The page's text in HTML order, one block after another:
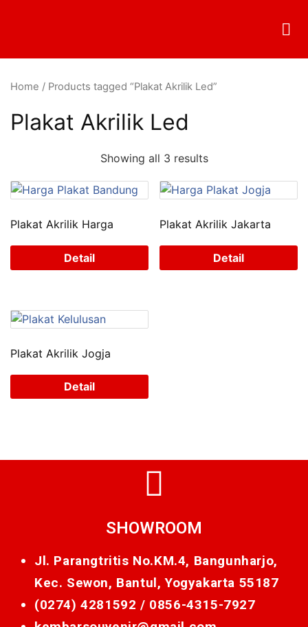
Home / Products tagged “Plakat Akrilik Led”
Plakat Akrilik Led
Showing all 3 results
Plakat Akrilik Harga
Detail
Plakat Akrilik Jakarta
Detail
Plakat Akrilik Jogja
Detail
SHOWROOM
Jl. Parangtritis No.KM.4, Bangunharjo,
Kec. Sewon, Bantul, Yogyakarta 55187
(0274) 4281592 / 0856-4315-7927